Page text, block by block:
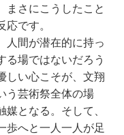
まさにこうしたこと
です。
間が潜在的に持っ
る場ではないだろう
しい心こそが、文翔
う芸術祭全体の場
となる。そして、
歩へと一人一人が足